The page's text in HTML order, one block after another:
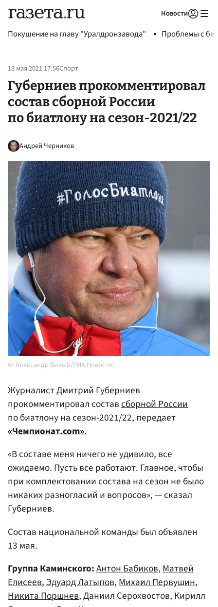
Новости
Покушение на главу "Уралдронзавода" Проблемы с
13 мая 2021 17:56Спорт
Губерниев прокомментировал
состав сборной России
по биатлону на сезон-2021/22
Андрей Черников
Александр Вильф/РИА Новости
Журналист ДмитрийГуберниев
прокомментировал составсборной России
по биатлону на сезон-2021/22, передает
«Чемпионат.com».
«В составе меня ничего не удивило, все
ожидаемо. Пусть все работают. Главное, чтобы
при комплектовании состава на сезон не было
никаких разногласий и вопросов», — сказал
Губерниев.
Состав национальной команды был объявлен
13 мая.
Группа Каминского:Антон Бабиков,Матвей
Елисеев,Эдуард Латыпов,Михаил Первушин,
Никита Поршнев, Даниил Серохвостов, Кирилл